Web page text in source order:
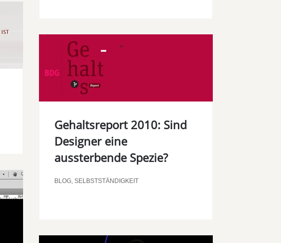
Gehaltsreport 2010: Sind
Designer eine
aussterbende Spezie?
BLOG, SELBSTSTÄNDIGKEIT